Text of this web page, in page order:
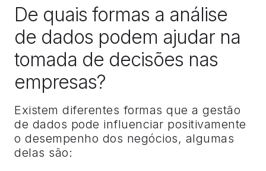
De quais formas a análise
de dados podem ajudar na
tomada de decisões nas
empresas?
Existem diferentes formas que a gestão
de dados pode influenciar positivamente
o desempenho dos negócios, algumas
delas são: